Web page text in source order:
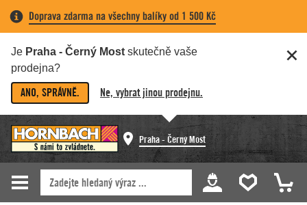
Doprava zdarma na všechny balíky od 1 500 Kč
Je Praha - Černý Most skutečně vaše
prodejna?
ANO, SPRÁVNĚ. Ne, vybrat jinou prodejnu.
Praha - Černý Most